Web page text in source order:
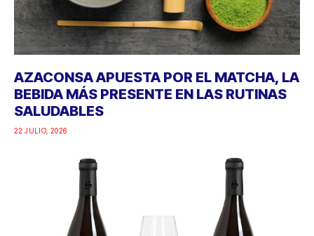
AZACONSA APUESTA POR EL MATCHA, LA
BEBIDA MÁS PRESENTE EN LAS RUTINAS
SALUDABLES
22 JULIO, 2026